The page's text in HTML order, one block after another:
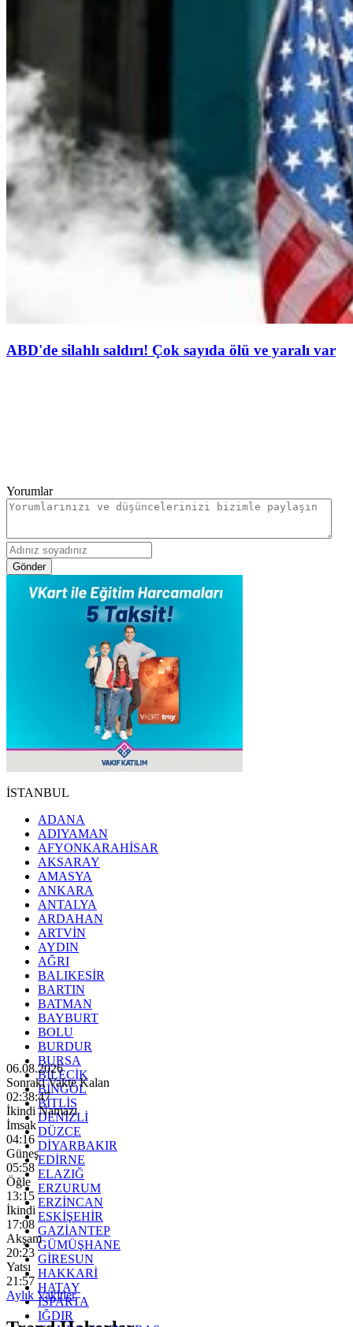
ABD'de silahlı saldırı! Çok sayıda ölü ve yaralı var
Yorumlar
Gönder
İSTANBUL
ADANA
ADIYAMAN
AFYONKARAHİSAR
AKSARAY
AMASYA
ANKARA
ANTALYA
ARDAHAN
ARTVİN
AYDIN
AĞRI
BALIKESİR
BARTIN
BATMAN
BAYBURT
BOLU
BURDUR
BURSA
BİLECİK
BİNGÖL
BİTLİS
DENİZLİ
DÜZCE
DİYARBAKIR
EDİRNE
ELAZIĞ
ERZURUM
ERZİNCAN
ESKİŞEHİR
GAZİANTEP
GÜMÜŞHANE
GİRESUN
HAKKARİ
HATAY
ISPARTA
IĞDIR
06.08.2026
Sonraki Vakte Kalan
02:38:45
İkindi Namazı
İmsak
04:16
Güneş
05:58
Öğle
13:15
İkindi
17:08
Akşam
20:23
Yatsı
21:57
Aylık Vakitler